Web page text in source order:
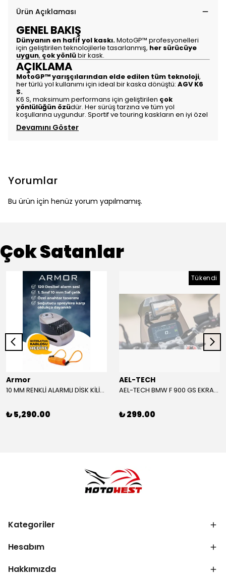
Ürün Açıklaması
GENEL BAKIŞ
Dünyanın en hafif yol kaskı.MotoGP™ profesyonelleri
için geliştirilen teknolojilerle tasarlanmış, her sürücüye
uygun, çok yönlübir kask.
AÇIKLAMA
MotoGP™ yarışçılarından elde edilen tüm teknoloji,
her türlü yol kullanımı için ideal bir kaska dönüştü: AGV K6
S.
K6 S, maksimum performans için geliştirilen çok
yönlülüğün özüdür. Her sürüş tarzına ve tüm yol
koşullarına uygundur. Sportif ve touring kaskların en iyi özel
Devamını Göster
Yorumlar
Bu ürün için henüz yorum yapılmamış.
Çok Satanlar
Armor
10 MM RENKLİ ALARMLI DİSK KİLİDİ YENİ VERSİYON
₺ 5,290.00
Tükendi
AEL-TECH
AEL-TECH BMW F 900 GS EKRAN/GÖSTERGE KORUYUCU 2024-2025
₺ 299.00
Kategoriler
Hesabım
Hakkımızda